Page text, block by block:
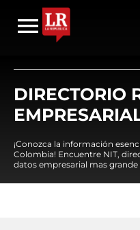
DIRECTORIO
¡Conozca la información
Colombia! Encuentre NIT,
datos empresarial mas grande